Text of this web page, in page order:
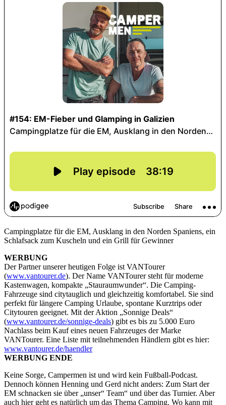
Campingplatze für die EM, Ausklang in den Norden Spaniens, ein
Schlafsack zum Kuscheln und ein Grill für Gewinner
WERBUNG
Der Partner unserer heutigen Folge ist VANTourer
(www.vantourer.de). Der Name VANTourer steht für moderne
Kastenwagen, kompakte „Stauraumwunder“. Die Camping-
Fahrzeuge sind citytauglich und gleichzeitig komfortabel. Sie sind
perfekt für längere Camping Urlaube, spontane Kurztrips oder
Citytouren geeignet. Mit der Aktion „Sonnige Deals“
(www.vantourer.de/sonnige-deals) gibt es bis zu 5.000 Euro
Nachlass beim Kauf eines neuen Fahrzeuges der Marke
VANTourer. Eine Liste mit teilnehmenden Händlern gibt es hier:
www.vantourer.de/haendler
WERBUNG ENDE
Keine Sorge, Campermen ist und wird kein Fußball-Podcast.
Dennoch können Henning und Gerd nicht anders: Zum Start der
EM schnacken sie über „unser“ Team“ und über das Turnier. Aber
auch hier geht es natürlich um das Thema Camping. Wo kann mit